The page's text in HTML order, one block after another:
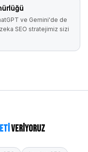
ve Gemini'de de
SEO stratejimiz sizi
Veriyoruz